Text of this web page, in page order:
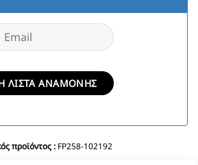
προϊόντος :FP258-102192